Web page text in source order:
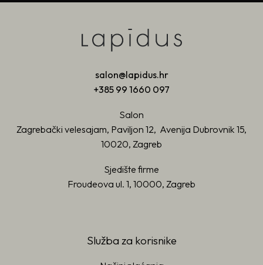
salon@lapidus.hr
+385 99 1660 097
Salon
Zagrebački velesajam, Paviljon 12, Avenija Dubrovnik 15,
10020, Zagreb
Sjedište firme
Froudeova ul. 1, 10000, Zagreb
Služba za korisnike